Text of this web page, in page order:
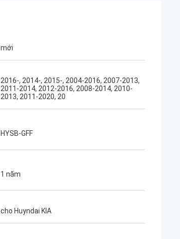
mới
2016-, 2014-, 2015-, 2004-2016, 2007-2013,
2011-2014, 2012-2016, 2008-2014, 2010-
2013, 2011-2020, 20
HYSB-GFF
1 năm
cho Huyndai KIA